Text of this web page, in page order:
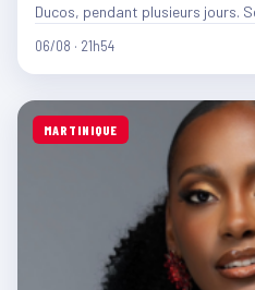
Ducos, pendant plusieurs jours.
06/08 · 21h54
MARTINIQUE